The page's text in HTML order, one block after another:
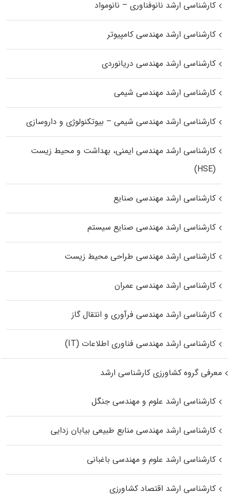
کارشناسی ارشد نانوفناوری – نانومواد
کارشناسی ارشد مهندسی کامپیوتر
کارشناسی ارشد مهندسی دریانوردی
کارشناسی ارشد مهندسی شیمی
کارشناسی ارشد مهندسی شیمی – بیوتکنولوژی و داروسازی
کارشناسی ارشد مهندسی ایمنی، بهداشت و محیط زیست
(HSE)
کارشناسی ارشد مهندسی صنایع
کارشناسی ارشد مهندسی صنایع سیستم
کارشناسی ارشد مهندسی طراحی محیط زیست
کارشناسی ارشد مهندسی عمران
کارشناسی ارشد مهندسی فرآوری و انتقال گاز
کارشناسی ارشد مهندسی فناوری اطلاعات (IT)
معرفی گروه کشاورزی کارشناسی ارشد
کارشناسی ارشد علوم و مهندسی جنگل
کارشناسی ارشد مهندسی منابع طبیعی بیابان زدایی
کارشناسی ارشد علوم و مهندسی باغبانی
کارشناسی ارشد اقتصاد کشاورزی